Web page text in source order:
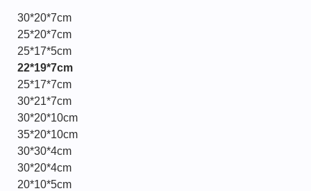
30*20*7cm
25*20*7cm
25*17*5cm
22*19*7cm
25*17*7cm
30*21*7cm
30*20*10cm
35*20*10cm
30*30*4cm
30*20*4cm
20*10*5cm